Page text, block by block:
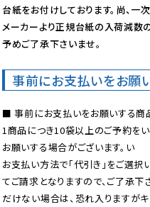
台紙をお付けしております。尚、一
メーカーより正規台紙の入荷減数
予めご了承下さいませ。
事前にお支払いをお願
■ 事前にお支払いをお願いする商
1商品につき10袋以上のご予約を
お願いする場合がございます。い
お支払い方法で「代引き」をご選択
てご請求となりますので、ご了承
だけない場合は、恐れ入りますが